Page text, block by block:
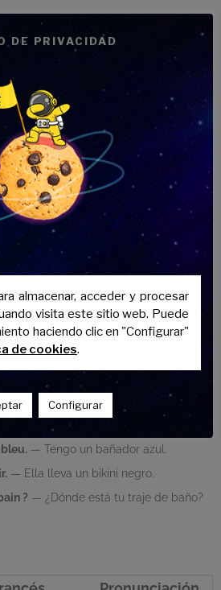
pour courir.— Llevo un chándal para
— Estas zapatillas deportivas son
Él se pone una sudadera gris.
Pronunciación
maillot de
an ma-yó de
ban
bikini
— Tengo un bañador azul.
— Ella lleva un bikini negro.
? — ¿Dónde está tu traje de baño?
DE PRIVACIDAD
almacenar, acceder y procesar
visita este sitio web. Puede
haciendo clic en "Configurar"
de cookies.
Configurar